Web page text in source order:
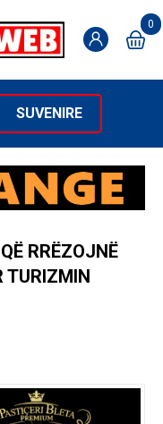
0
SUVENIRE
RRËZOJNË
TURIZMIN